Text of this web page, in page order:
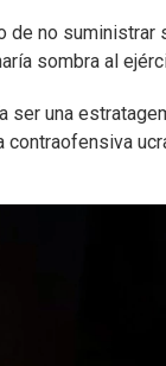
de no
sombra al
una